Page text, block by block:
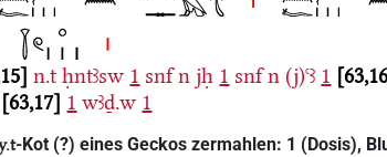
n.t ḥntꜣsw 1 snf n jḥ 1 snf n (j)ꜥꜣ 1
63,17 1 wꜣḏ.w 1
-Kot (?) eines Geckos zermahlen: 1 (Dosis),